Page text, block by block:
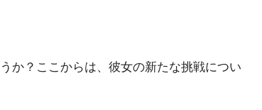
か？ここからは、彼女の新たな挑戦につい